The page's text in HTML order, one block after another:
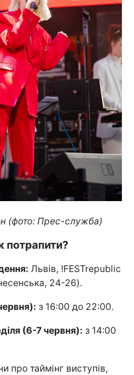
(фото: Прес-служба)
потрапити?
Львів, !FESTrepublic
24-26).
з 16:00 до 22:00.
(6-7 червня): з 14:00
про таймінг виступів,